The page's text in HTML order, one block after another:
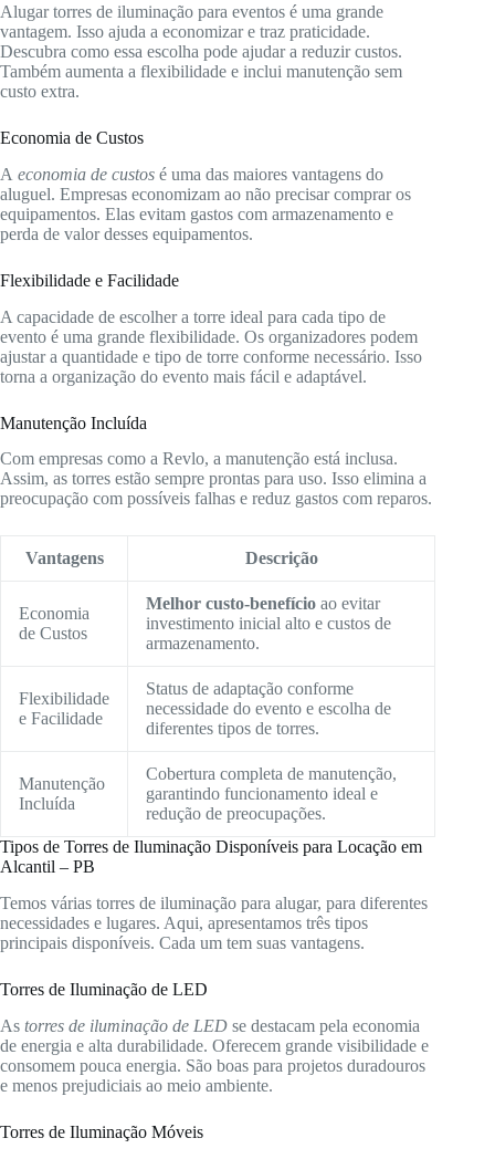
Alugar torres de iluminação para eventos é uma grande
vantagem. Isso ajuda a economizar e traz praticidade.
Descubra como essa escolha pode ajudar a reduzir custos.
Também aumenta a flexibilidade e inclui manutenção sem
custo extra.
Economia de Custos
A economia de custos é uma das maiores vantagens do
aluguel. Empresas economizam ao não precisar comprar os
equipamentos. Elas evitam gastos com armazenamento e
perda de valor desses equipamentos.
Flexibilidade e Facilidade
A capacidade de escolher a torre ideal para cada tipo de
evento é uma grande flexibilidade. Os organizadores podem
ajustar a quantidade e tipo de torre conforme necessário. Isso
torna a organização do evento mais fácil e adaptável.
Manutenção Incluída
Com empresas como a Revlo, a manutenção está inclusa.
Assim, as torres estão sempre prontas para uso. Isso elimina a
preocupação com possíveis falhas e reduz gastos com reparos.
Vantagens Descrição
Economia
de Custos
Melhor custo-benefício ao evitar
investimento inicial alto e custos de
armazenamento.
Flexibilidade
e Facilidade
Status de adaptação conforme
necessidade do evento e escolha de
diferentes tipos de torres.
Manutenção
Incluída
Cobertura completa de manutenção,
garantindo funcionamento ideal e
redução de preocupações.
Tipos de Torres de Iluminação Disponíveis para Locação em
Alcantil – PB
Temos várias torres de iluminação para alugar, para diferentes
necessidades e lugares. Aqui, apresentamos três tipos
principais disponíveis. Cada um tem suas vantagens.
Torres de Iluminação de LED
As torres de iluminação de LED se destacam pela economia
de energia e alta durabilidade. Oferecem grande visibilidade e
consomem pouca energia. São boas para projetos duradouros
e menos prejudiciais ao meio ambiente.
Torres de Iluminação Móveis